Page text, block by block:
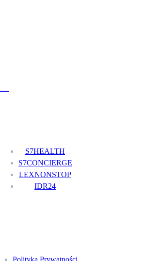
S7HEALTH
S7CONCIERGE
LEXNONSTOP
IDR24
Polityka Prywatności